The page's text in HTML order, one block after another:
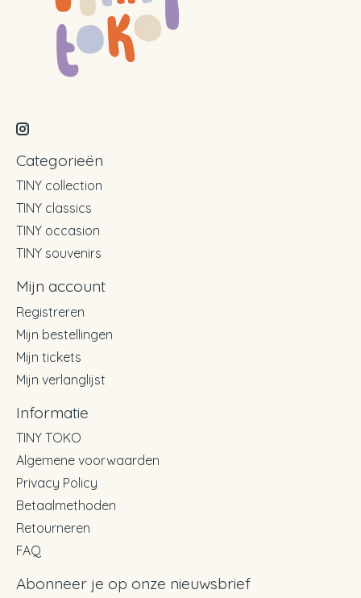
Categorieën
TINY collection
TINY classics
TINY occasion
TINY souvenirs
Mijn account
Registreren
Mijn bestellingen
Mijn tickets
Mijn verlanglijst
Informatie
TINY TOKO
Algemene voorwaarden
Privacy Policy
Betaalmethoden
Retourneren
FAQ
Abonneer je op onze nieuwsbrief